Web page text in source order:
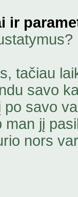
ir
tačiau
savo
po savo
man jį
nors